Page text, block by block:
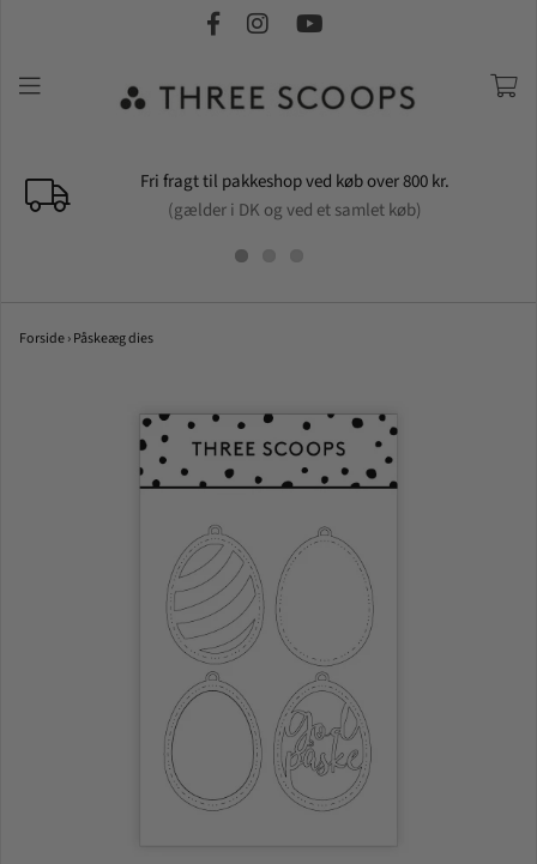
Fri fragt til pakkeshop ved køb over 800 kr.
(gælder i DK og ved et samlet køb)
Forside›Påskeæg dies